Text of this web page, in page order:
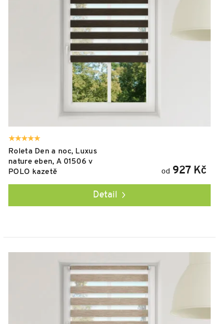
Roleta Den a noc, Luxus
nature eben, A 01506 v
POLO kazetě
od 927 Kč
Detail